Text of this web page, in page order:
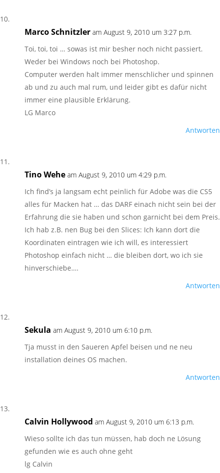
Marco Schnitzler am August 9, 2010 um 3:27 p.m.
Toi, toi, toi … sowas ist mir besher noch nicht passiert.
Weder bei Windows noch bei Photoshop.
Computer werden halt immer menschlicher und spinnen
ab und zu auch mal rum, und leider gibt es dafür nicht
immer eine plausible Erklärung.
LG Marco
Antworten
Tino Wehe am August 9, 2010 um 4:29 p.m.
Ich find’s ja langsam echt peinlich für Adobe was die CS5
alles für Macken hat … das DARF einach nicht sein bei der
Erfahrung die sie haben und schon garnicht bei dem Preis.
Ich hab z.B. nen Bug bei den Slices: Ich kann dort die
Koordinaten eintragen wie ich will, es interessiert
Photoshop einfach nicht … die bleiben dort, wo ich sie
hinverschiebe….
Antworten
Sekula am August 9, 2010 um 6:10 p.m.
Tja musst in den Saueren Apfel beisen und ne neu
installation deines OS machen.
Antworten
Calvin Hollywood am August 9, 2010 um 6:13 p.m.
Wieso sollte ich das tun müssen, hab doch ne Lösung
gefunden wie es auch ohne geht
lg Calvin